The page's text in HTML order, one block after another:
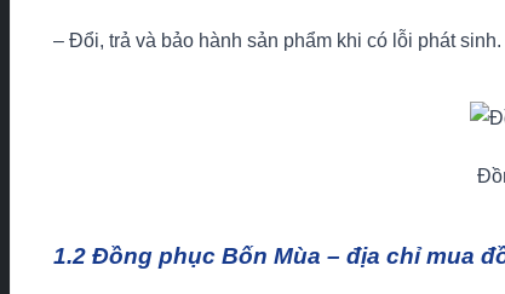
– Đổi, trả và bảo hành sản phẩm khi có lỗi phát sinh.
1.2 Đồng phục Bốn Mùa – địa chỉ mua